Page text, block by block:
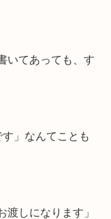
いてあっても、す
」なんてことも
渡しになります」